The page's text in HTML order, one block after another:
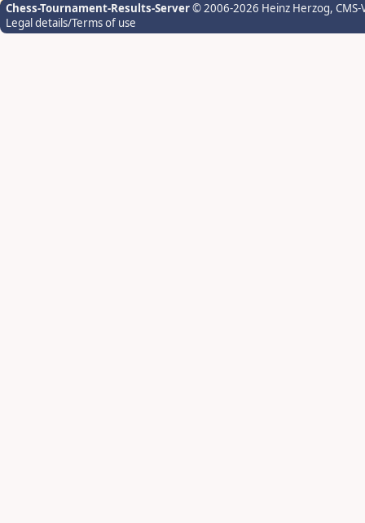
Chess-Tournament-Results-Server© 2006-2026 Heinz Herzog,
Legal details/Terms of use